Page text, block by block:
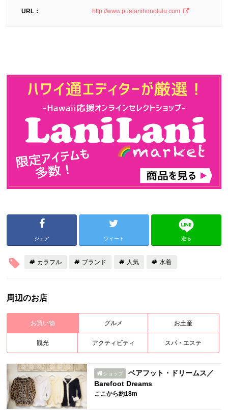
URL： http://www.pualanihonolulu.com
シェア ツイート 送る
カラフル ブランド 人気 水着
周辺のお店
お買い物 グルメ お土産
観光 アクティビティ スパ・エステ
ショップ
ベアフット・ドリームス／
Barefoot Dreams
ここから約18m